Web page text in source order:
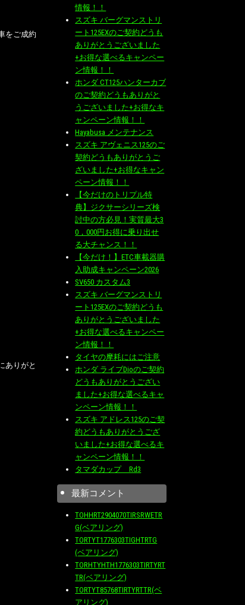
をご成約
ありがと
情報！！
スズキ バーグマンストリ
ート125EXのご契約どうも
ありがとうございました
+お得な選べるキャンペー
ン情報！！
ホンダ CT125ハンターカブ
のご契約どうもありがと
うございました+お得なキ
ャンペーン情報！！
Hayabusa メンテナンス
スズキ アヴェニス125のご
契約どうもありがとうご
ざいました+お得なキャン
ペーン情報！！
【今だけのトリプル特
典】ジクサーシリーズ検
討中の方必見！実質最大3
0，000円お得に乗り出せ
る大チャンス！！
【今だけ！】ETC車載器購
入助成キャンペーン2026
SV650 カスタム3
スズキ バーグマンストリ
ート125EXのご契約どうも
ありがとうございました
+お得な選べるキャンペー
ン情報！！
タイヤの摩耗にはご注意
ホンダ ライブDioのご契約
どうもありがとうござい
ました+お得な選べるキャ
ンペーン情報！！
スズキ アドレス125のご契
約どうもありがとうござ
いました+お得な選べるキ
ャンペーン情報！！
タマダカップ Rd3
最新コメント
TOHHRT2904070TIRSRWETR
G(ベアリング)
TORTYT1776303TIGHTRTG
(ベアリング)
TORHTYHTH1776303TIRTYRT
TR(ベアリング)
TORTYT85768TIRTYRTTR(ベ
アリング)